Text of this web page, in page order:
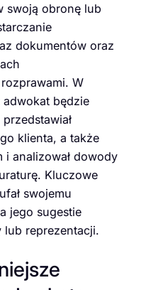
swoją obronę lub
dokumentów oraz
W
będzie
klienta, a także
i analizował dowody
Kluczowe
swojemu
jego sugestie
reprezentacji.